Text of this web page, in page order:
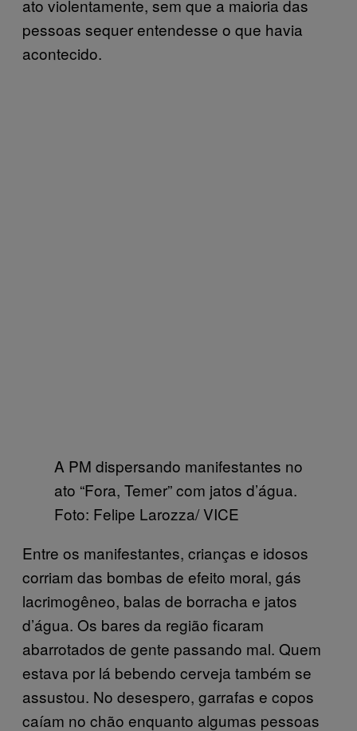
ato violentamente, sem que a maioria das
pessoas sequer entendesse o que havia
acontecido.
A PM dispersando manifestantes no
ato “Fora, Temer” com jatos d’água.
Foto: Felipe Larozza/ VICE
Entre os manifestantes, crianças e idosos
corriam das bombas de efeito moral, gás
lacrimogêneo, balas de borracha e jatos
d’água. Os bares da região ficaram
abarrotados de gente passando mal. Quem
estava por lá bebendo cerveja também se
assustou. No desespero, garrafas e copos
caíam no chão enquanto algumas pessoas